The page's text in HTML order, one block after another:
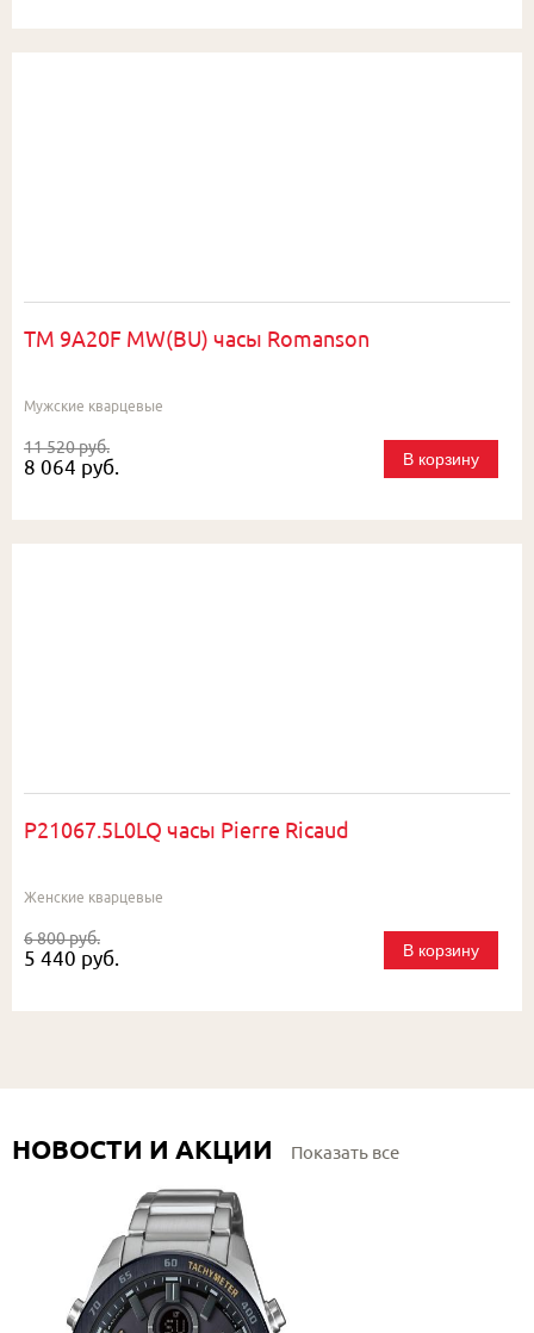
TM 9A20F MW(BU) часы Romanson
Мужские кварцевые
11 520 руб.
8 064 руб. В корзину
P21067.5L0LQ часы Pierre Ricaud
Женские кварцевые
6 800 руб.
5 440 руб. В корзину
НОВОСТИ И АКЦИИ Показать все